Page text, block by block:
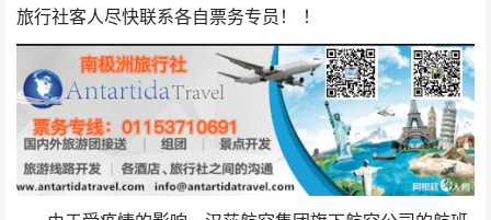
旅行社客人尽快联系各自票务专员！
！